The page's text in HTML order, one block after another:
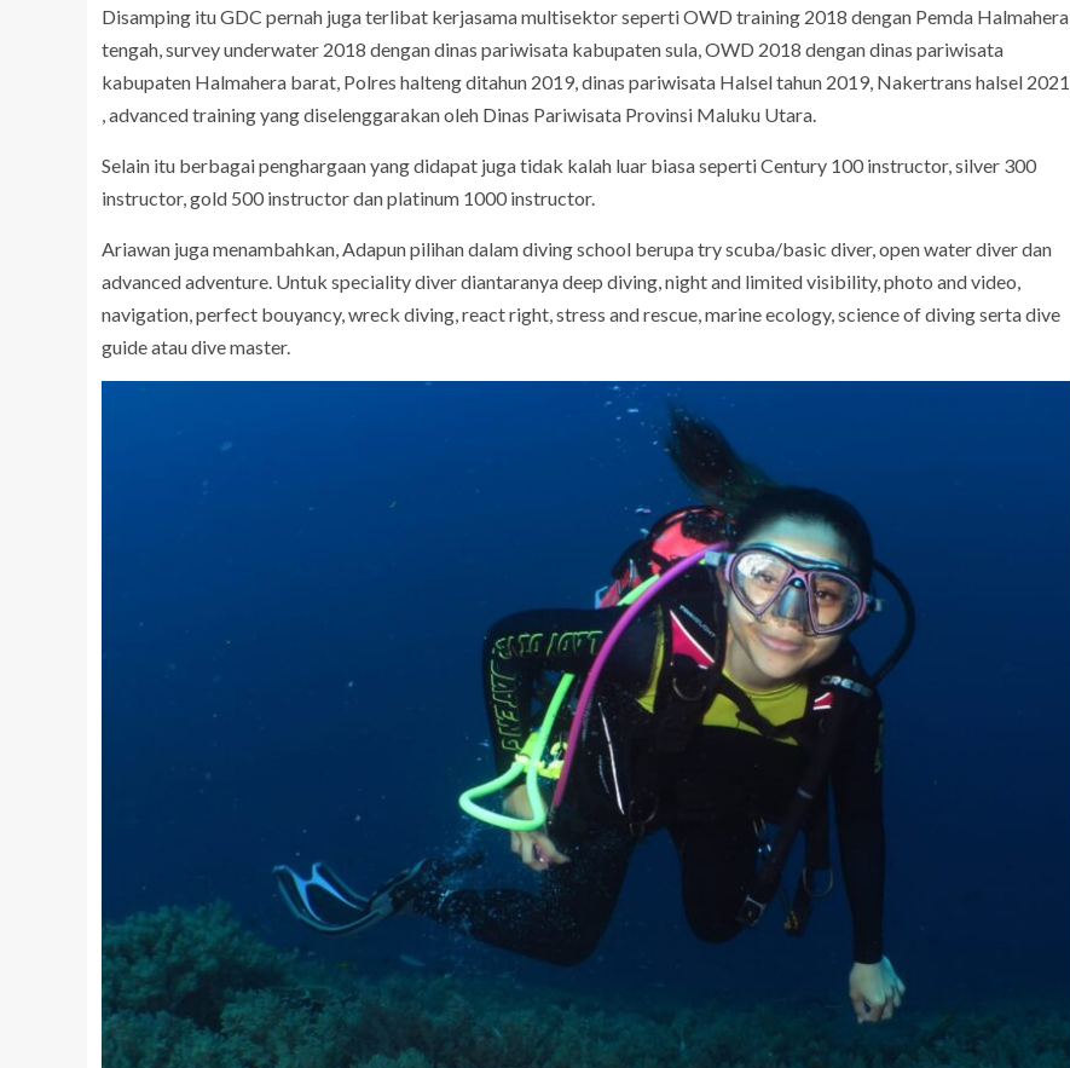
Disamping itu GDC pernah juga terlibat kerjasama multisektor seperti OWD training 2018 dengan Pemda Halmahera
tengah, survey underwater 2018 dengan dinas pariwisata kabupaten sula, OWD 2018 dengan dinas pariwisata
kabupaten Halmahera barat, Polres halteng ditahun 2019, dinas pariwisata Halsel tahun 2019, Nakertrans halsel 2021
, advanced training yang diselenggarakan oleh Dinas Pariwisata Provinsi Maluku Utara.
Selain itu berbagai penghargaan yang didapat juga tidak kalah luar biasa seperti Century 100 instructor, silver 300
instructor, gold 500 instructor dan platinum 1000 instructor.
Ariawan juga menambahkan, Adapun pilihan dalam diving school berupa try scuba/basic diver, open water diver dan
advanced adventure. Untuk speciality diver diantaranya deep diving, night and limited visibility, photo and video,
navigation, perfect bouyancy, wreck diving, react right, stress and rescue, marine ecology, science of diving serta dive
guide atau dive master.